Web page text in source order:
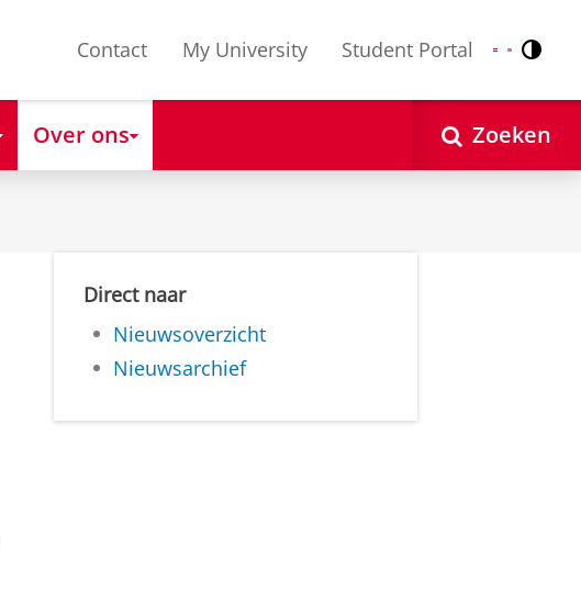
Contact My University Student Portal Nederlands
English
Over ons Zoeken
Direct naar
Nieuwsoverzicht
Nieuwsarchief